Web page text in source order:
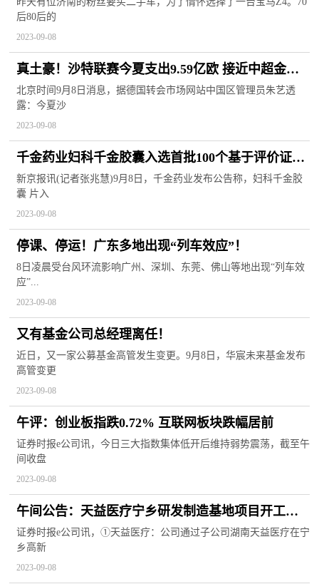
后80后的
2023-09-08
真土豪！沙特联赛今夏支出9.59亿欧 接近中超金元
十年的一半
北京时间9月8日消息，据德国转会市场网站中国区管理员朱艺透
露：今夏沙
2023-09-08
千金药业妇科千金胶囊入选首批100个基于评价证据
的中药品种
新京报讯(记者张兆慧)9月8日，千金药业发布公告称，妇科千金胶
囊 片入
2023-09-08
停课、停运！广东多地出现“列车效应”！
8日凌晨受台风环流影响广州、深圳、东莞、佛山等地出现“列车效
应”...
2023-09-08
又有基金公司总经理离任！
近日，又一家公募基金高管发生变更。9月8日，华宸未来基金发布
高管变更
2023-09-08
午评：创业板指跌0.72% 互联网板块跌幅居前
证券时报e公司讯，今日三大指数集体低开后维持弱势震荡，截至午
间收盘
2023-09-08
午间公告：天益医疗宁乡研发制造基地项目开工奠
基
证券时报e公司讯，①天益医疗：公司通过子公司湖南天益医疗在宁
乡高新
2023-09-08